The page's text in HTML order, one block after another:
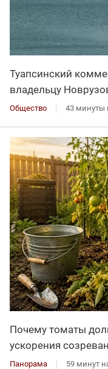
Туапсинский
владельцу
Общество 43 минуты
Почему томаты
ускорения
Панорама 59 минут